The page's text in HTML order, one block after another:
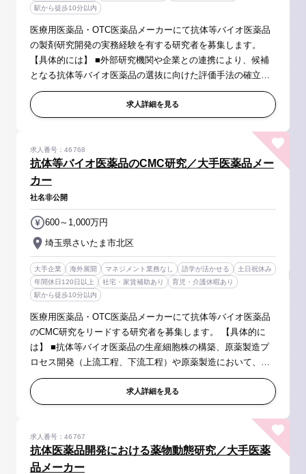
駅から徒歩10分以内
医療用医薬品・OTC医薬品メーカーにて抗体等バイオ医薬品
の製剤研究開発の実務経験を有する研究者を募集します。
【具体的には】 ■外部研究機関や企業との連携により、候補
となる抗体等バイオ医薬品の選抜に向けた評価手法の確立、
注射製剤の処方開発（特に、高濃度製剤化）を推進していた
だきます。 ■また、溶液製...求人詳細を見る
抗体等バイオ医薬品のCMC研究／大手医薬品メー
カー
求人番号：46768
社名非公開
埼玉県さいたま市北区
600～1,000万円
大手企業 海外展開 マネジメント業務なし 語学が活かせる
土日祝休み
年間休日120日以上
社宅・家賃補助あり
育児・介護休暇あり
駅から徒歩10分以内
医療用医薬品・OTC医薬品メーカーにて抗体等バイオ医薬品
のCMC研究をリードする研究者を募集します。 【具体的に
は】 ■抗体等バイオ医薬品の生産細胞株の構築、原薬製造プ
ロセス開発（上流工程、下流工程）や原薬製造において、外
部委託先（国内外CDMO）との原薬製造業務連携・管理を担
当して頂きます。 ※他、ご自...
求人詳細を見る
抗体医薬品開発における薬物動態研究／大手医薬
品メーカー
求人番号：46767